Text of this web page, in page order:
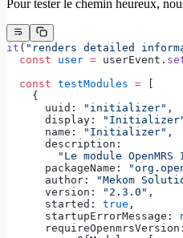
Pour tester le chemin heureux,
it ( "renders detailed
  const
user = userEvent.
  const
testModules =
    {
      uuid:
"initializer" ,
      display:
      name:
"Initializer" ,
      description:
"Le module OpenMRS
      packageName:
      author:
"Mekom
      version:
"2.3.0" ,
      started:
true ,
      startupErrorMessage: